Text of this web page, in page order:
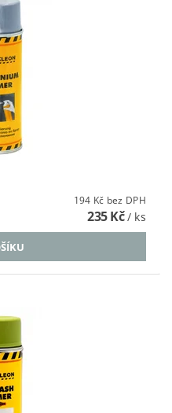
194 Kč bez DPH
235 Kč/ ks